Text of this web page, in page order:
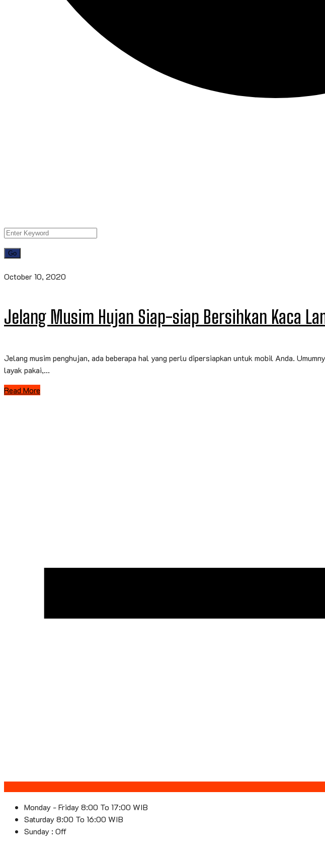
October 10, 2020
Jelang Musim Hujan Siap-siap Bersihkan Kaca
Jelang musim penghujan, ada beberapa hal yang perlu dipersiapkan untuk mobil Anda.
layak pakai,...
Read More
Monday - Friday 8:00 To 17:00 WIB
Saturday 8:00 To 16:00 WIB
Sunday : Off